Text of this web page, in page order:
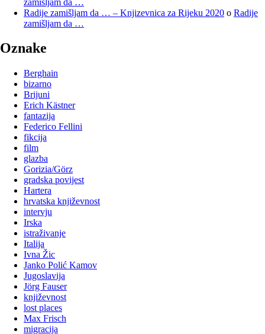
Radije zamišljam da … – Knjizevnica za Rijeku 2020 o Radije
zamišljam da …
Oznake
Berghain
bizarno
Brijuni
Erich Kästner
fantazija
Federico Fellini
fikcija
film
glazba
Gorizia/Görz
gradska povijest
Hartera
hrvatska književnost
intervju
Irska
istraživanje
Italija
Ivna Žic
Janko Polić Kamov
Jugoslavija
Jörg Fauser
književnost
lost places
Max Frisch
migracija